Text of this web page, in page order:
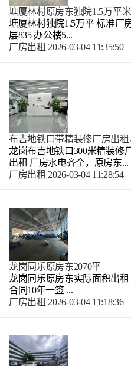
塘厦林村原房东独院1.5万平
塘厦林村独院1.5万平 标准厂
层835 办公楼5...
厂房出租 2026-03-04 11:35:50
布吉地铁口带精装修厂房出租
龙岗布吉地铁口300米精装修
出租 厂房水电齐全，原房东...
厂房出租 2026-03-04 11:28:54
龙岗同乐原房东2070平
龙岗同乐原房东实际面积出租
合同10年一签 ...
厂房出租 2026-03-04 11:18:36